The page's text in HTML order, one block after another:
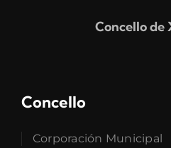
Concello de
Concello
Corporación Municipal